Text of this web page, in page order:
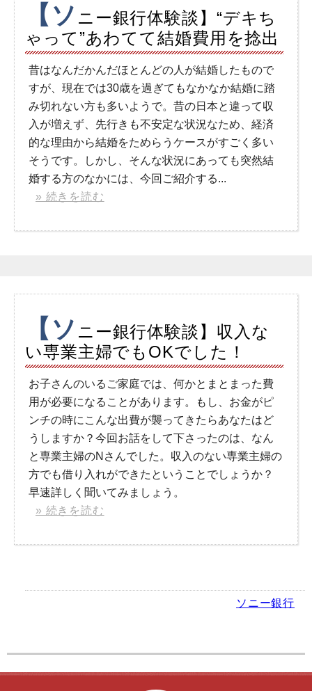
【ソ ニー銀行体験談】“デキち
ゃって”あわてて結婚費用を捻出
昔はなんだかんだほとんどの人が結婚したもので
すが、現在では30歳を過ぎてもなかなか結婚に踏
み切れない方も多いようで。昔の日本と違って収
入が増えず、先行きも不安定な状況なため、経済
的な理由から結婚をためらうケースがすごく多い
そうです。しかし、そんな状況にあっても突然結
婚する方のなかには、今回ご紹介する...
» 続きを読む
【ソ ニー銀行体験談】収入な
い専業主婦でもOKでした！
お子さんのいるご家庭では、何かとまとまった費
用が必要になることがあります。もし、お金がピ
ンチの時にこんな出費が襲ってきたらあなたはど
うしますか？今回お話をして下さったのは、なん
と専業主婦のNさんでした。収入のない専業主婦の
方でも借り入れができたということでしょうか？
早速詳しく聞いてみましょう。
» 続きを読む
ソニー銀行